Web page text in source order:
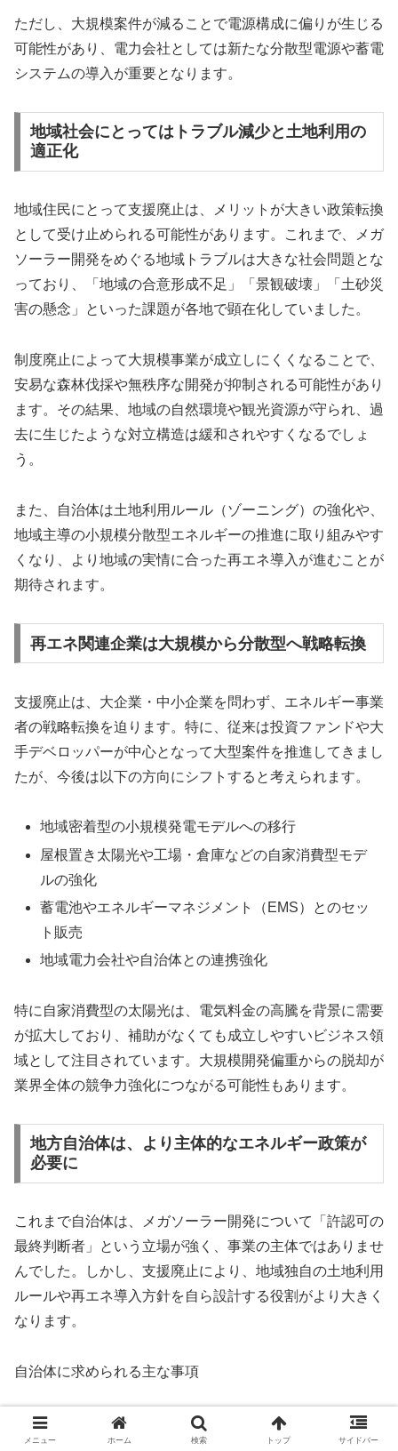
ただし、大規模案件が減ることで電源構成に偏りが生じる
可能性があり、電力会社としては新たな分散型電源や蓄電
システムの導入が重要となります。
地域社会にとってはトラブル減少と土地利用の
適正化
地域住民にとって支援廃止は、メリットが大きい政策転換
として受け止められる可能性があります。これまで、メガ
ソーラー開発をめぐる地域トラブルは大きな社会問題とな
っており、「地域の合意形成不足」「景観破壊」「土砂災
害の懸念」といった課題が各地で顕在化していました。
制度廃止によって大規模事業が成立しにくくなることで、
安易な森林伐採や無秩序な開発が抑制される可能性があり
ます。その結果、地域の自然環境や観光資源が守られ、過
去に生じたような対立構造は緩和されやすくなるでしょ
う。
また、自治体は土地利用ルール（ゾーニング）の強化や、
地域主導の小規模分散型エネルギーの推進に取り組みやす
くなり、より地域の実情に合った再エネ導入が進むことが
期待されます。
再エネ関連企業は大規模から分散型へ戦略転換
支援廃止は、大企業・中小企業を問わず、エネルギー事業
者の戦略転換を迫ります。特に、従来は投資ファンドや大
手デベロッパーが中心となって大型案件を推進してきまし
たが、今後は以下の方向にシフトすると考えられます。
地域密着型の小規模発電モデルへの移行
屋根置き太陽光や工場・倉庫などの自家消費型モデ
ルの強化
蓄電池やエネルギーマネジメント（EMS）とのセッ
ト販売
地域電力会社や自治体との連携強化
特に自家消費型の太陽光は、電気料金の高騰を背景に需要
が拡大しており、補助がなくても成立しやすいビジネス領
域として注目されています。大規模開発偏重からの脱却が
業界全体の競争力強化につながる可能性もあります。
地方自治体は、より主体的なエネルギー政策が
必要に
これまで自治体は、メガソーラー開発について「許認可の
最終判断者」という立場が強く、事業の主体ではありませ
んでした。しかし、支援廃止により、地域独自の土地利用
ルールや再エネ導入方針を自ら設計する役割がより大きく
なります。
自治体に求められる主な事項
森林・農地などの土地利用の優先順位の明確化
メニュー ホーム 検索 トップ サイドバー